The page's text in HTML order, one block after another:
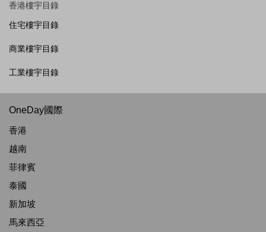
香港樓宇目錄
住宅樓宇目錄
商業樓宇目錄
工業樓宇目錄
OneDay國際
香港
越南
菲律賓
泰國
新加坡
馬來西亞